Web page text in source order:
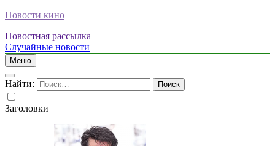
Новости кино
Новостная рассылка
Случайные новости
Меню
Найти:
Заголовки